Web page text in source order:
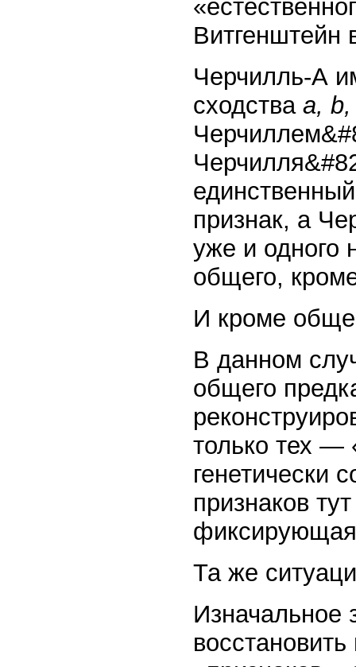
Витгенштейн
Черчилль-А
сходства a,
признак, а
уже и одного
общего,
И кроме
В данном
общего
только тех —
генетически
признаков
Та же
Изначальное